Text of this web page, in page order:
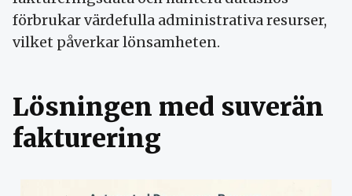
förbrukar värdefulla administrativa resurser,
vilket påverkar lönsamheten.
Lösningen med suverän
fakturering